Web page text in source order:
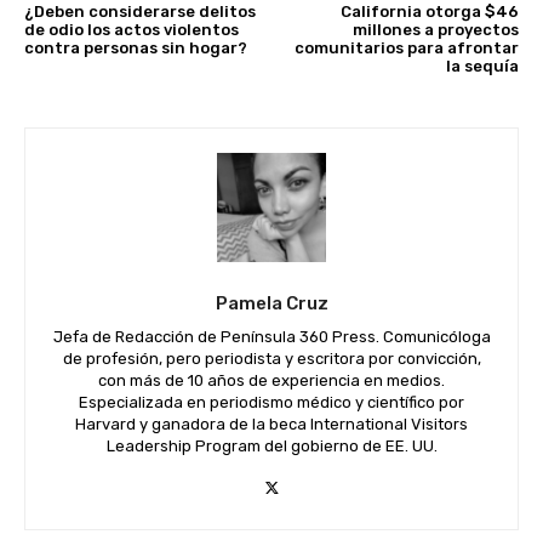
¿Deben considerarse delitos
de odio los actos violentos
contra personas sin hogar?
California otorga $46
millones a proyectos
comunitarios para afrontar
la sequía
Pamela Cruz
Jefa de Redacción de Península 360 Press. Comunicóloga
de profesión, pero periodista y escritora por convicción,
con más de 10 años de experiencia en medios.
Especializada en periodismo médico y científico por
Harvard y ganadora de la beca International Visitors
Leadership Program del gobierno de EE. UU.